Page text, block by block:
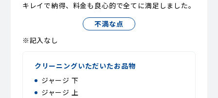
キレイで納得、料金も良心的で全てに満足しました。
不満な点
※記入なし
クリーニングいただいたお品物
ジャージ 下
ジャージ 上